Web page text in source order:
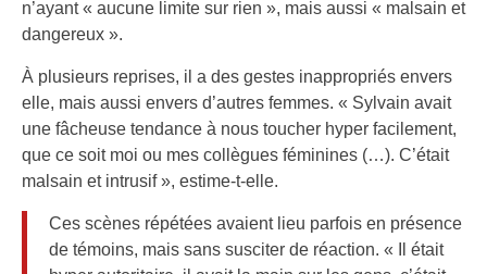
n’ayant « aucune limite sur rien », mais aussi « malsain et
dangereux ».
À plusieurs reprises, il a des gestes inappropriés envers
elle, mais aussi envers d’autres femmes. « Sylvain avait
une fâcheuse tendance à nous toucher hyper facilement,
que ce soit moi ou mes collègues féminines (…). C’était
malsain et intrusif », estime-t-elle.
Ces scènes répétées avaient lieu parfois en présence
de témoins, mais sans susciter de réaction. « Il était